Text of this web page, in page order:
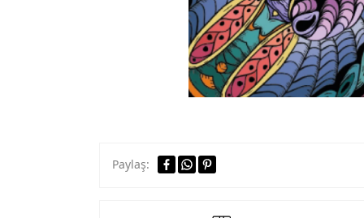
Paylaş: